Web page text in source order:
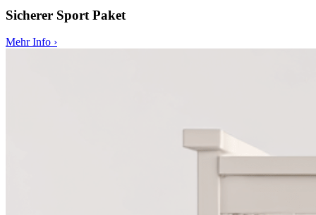
Sicherer Sport Paket
Mehr Info ›